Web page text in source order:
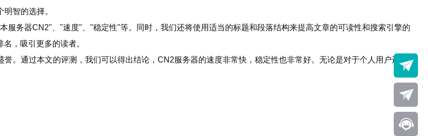
智的选择。
服务器CN2"、"速度"、"稳定性"等。同时，我们还将使用适当的标题和段落结构来提高文章的可读性和搜索引擎的
，吸引更多的读者。
。通过本文的评测，我们可以得出结论，CN2服务器的速度非常快，稳定性也非常好。无论是对于个人用户还是企